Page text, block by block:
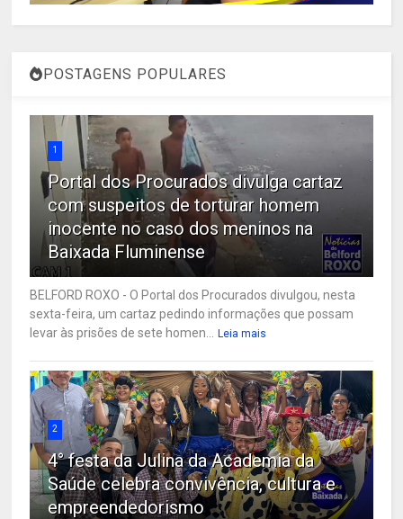
POSTAGENS POPULARES
1
Portal dos Procurados divulga cartaz
com suspeitos de torturar homem
inocente no caso dos meninos na
Baixada Fluminense
BELFORD ROXO - O Portal dos Procurados divulgou, nesta
sexta-feira, um cartaz pedindo informações que possam
levar às prisões de sete homen...
Leia mais
2
4° festa da Julina da Academia da
Saúde celebra convivência, cultura e
empreendedorismo